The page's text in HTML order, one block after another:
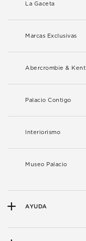
La Gaceta
Marcas Exclusivas
Abercrombie & Kent
Palacio Contigo
Interiorismo
Museo Palacio
AYUDA